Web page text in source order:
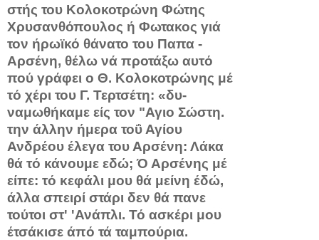
στής του Κολοκοτρώνη Φώτης
Χρυσανθόπουλος ή Φωτακος γιά
τον ήρωϊκό θάνατο του Παπα -
Αρσένη, θέλω νά προτάξω αυτό
πού γράφει ο Θ. Κολοκοτρώνης μέ
τό χέρι του Γ. Τερτσέτη: «δυ­
ναμωθήκαμε είς τον "Αγιο Σώστη.
την άλλην ήμερα τοΰ Αγίου
Ανδρέου έλεγα του Αρσένη: Λάκα
θά τό κάνουμε εδώ; Ό Αρ­σένης μέ
είπε: τό κεφάλι μου θά μείνη έδώ,
άλλα σπειρί στάρι δεν θά πανε
τούτοι στ' 'Ανάπλι. Τό ασκέρι μου
έτσάκισε άπό τά ταμ­πούρια.